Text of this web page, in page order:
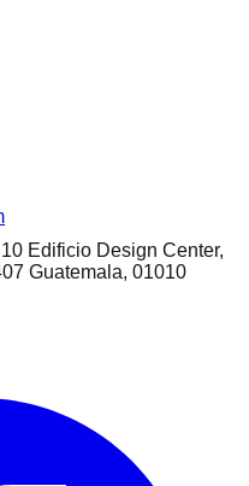
Edificio Design Center,
Guatemala, 01010